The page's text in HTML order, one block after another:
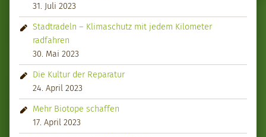
31. Juli 2023
Stadtradeln – Klimaschutz mit jedem Kilometer
radfahren
30. Mai 2023
Die Kultur der Reparatur
24. April 2023
Mehr Biotope schaffen
17. April 2023